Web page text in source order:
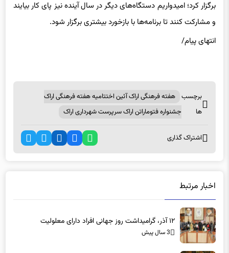
برگزار کرد؛ امیدواریم دستگاه‌های دیگر در سال آینده نیز پای کار بیایند
و مشارکت کنند تا برنامه‌ها با بازخورد بیشتری برگزار شود.
انتهای پیام/
برچسب
ها
هفته فرهنگی اراک آئین اختتامیه هفته فرهنگی اراک
جشنواره فتوماراتن اراک سرپرست شهرداری اراک
اشتراک گذاری
اخبار مرتبط
۱۲ آذر، گرامیداشت روز جهانی افراد دارای معلولیت
3 سال پیش